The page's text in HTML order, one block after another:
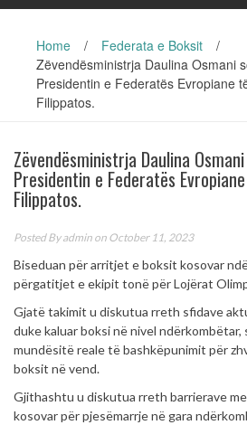
Home / Federata e Boksit
/
Zëvendësministrja Daulina Osmani
Presidentin e Federatës Evropiane
Filippatos.
Zëvendësministrja Daulina
Presidentin e Federatës
Filippatos.
Posted Byadmin on October 11, 2023
Biseduan për arritjet e boksit kosovar
përgatitjet e ekipit tonë për Lojërat
Gjatë takimit u diskutua rreth sfidave
duke kaluar boksi në nivel ndërkombëtar,
mundësitë reale të bashkëpunimit për
boksit në vend.
Gjithashtu u diskutua rreth barrierave
kosovar për pjesëmarrje në gara